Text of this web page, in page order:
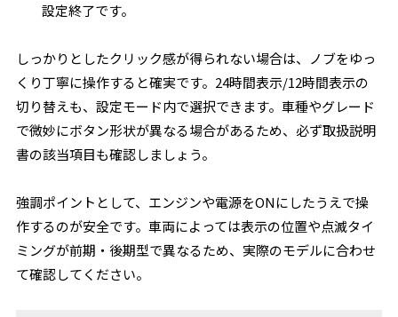
設定終了です。
しっかりとしたクリック感が得られない場合は、ノブをゆっ
くり丁寧に操作すると確実です。24時間表示/12時間表示の
切り替えも、設定モード内で選択できます。車種やグレード
で微妙にボタン形状が異なる場合があるため、必ず取扱説明
書の該当項目も確認しましょう。
強調ポイントとして、エンジンや電源をONにしたうえで操
作するのが安全です。車両によっては表示の位置や点滅タイ
ミングが前期・後期型で異なるため、実際のモデルに合わせ
て確認してください。